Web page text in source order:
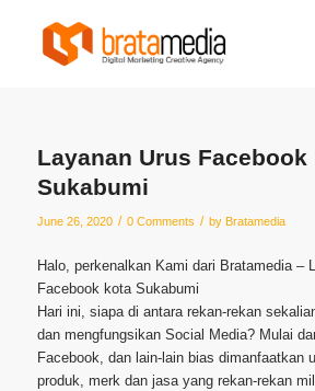
Layanan Urus Facebook
Sukabumi
June 26, 2020 / 0 Comments / by Bratamedia
Halo, perkenalkan Kami dari Bratamedia –
Facebook kota Sukabumi
Hari ini, siapa di antara rekan-rekan
dan mengfungsikan Social Media? Mulai
Facebook, dan lain-lain bias dimanfaatkan
produk, merk dan jasa yang rekan-rekan